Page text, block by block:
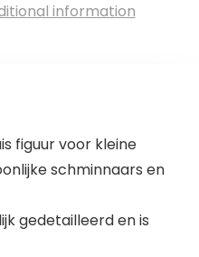
information
figuur voor kleine
schminnaars en
gedetailleerd en is